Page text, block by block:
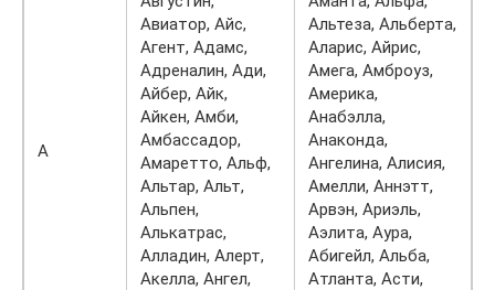
А
Авиатор, Айс,
Агент, Адамс,
Адреналин, Ади,
Айбер, Айк,
Айкен, Амби,
Амбассадор,
Амаретто, Альф,
Альтар, Альт,
Альпен,
Алькатрас,
Алладин, Алерт,
Акелла, Ангел,
Альтеза, Альберта,
Аларис, Айрис,
Амега, Амброуз,
Америка,
Анабэлла,
Анаконда,
Ангелина, Алисия,
Амелли, Аннэтт,
Арвэн, Ариэль,
Аэлита, Аура,
Абигейл, Альба,
Атланта, Асти,